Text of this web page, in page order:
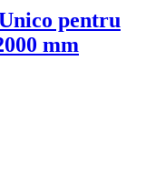
pentru
mm